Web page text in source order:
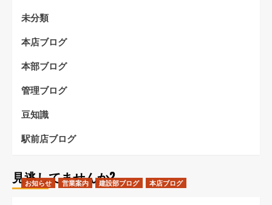
未分類
本店ブログ
本部ブログ
管理ブログ
豆知識
駅前店ブログ
見逃してませんか?
お知らせ 営業案内 建設部ブログ 本店ブログ